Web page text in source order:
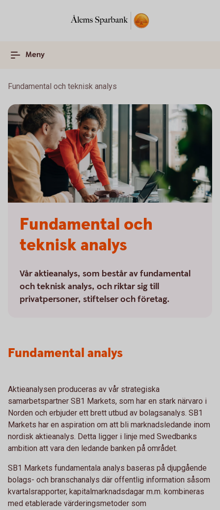
Meny
Fundamental och teknisk analys
Fundamental och
teknisk analys
Vår aktieanalys, som består av fundamental
och teknisk analys, och riktar sig till
privatpersoner, stiftelser och företag.
Fundamental analys
Aktieanalysen produceras av vår strategiska
samarbetspartner SB1 Markets, som har en stark närvaro i
Norden och erbjuder ett brett utbud av bolagsanalys. SB1
Markets har en aspiration om att bli marknadsledande inom
nordisk aktieanalys. Detta ligger i linje med Swedbanks
ambition att vara den ledande banken på området.
SB1 Markets fundamentala analys baseras på djupgående
bolags- och branschanalys där offentlig information såsom
kvartalsrapporter, kapitalmarknadsdagar m.m. kombineras
med etablerade värderingsmetoder som